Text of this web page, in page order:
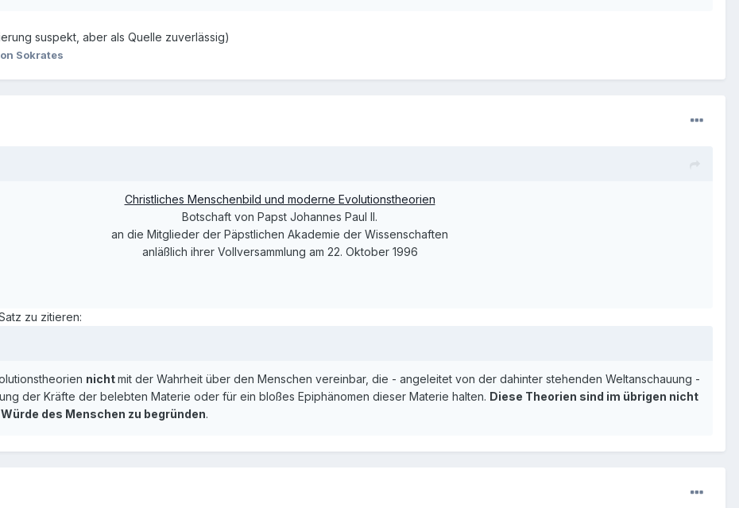
suspekt, aber als Quelle zuverlässig)
Sokrates
Christliches Menschenbild und moderne Evolutionstheorien
Botschaft von Papst Johannes Paul II.
an die Mitglieder der Päpstlichen Akademie der Wissenschaften
anläßlich ihrer Vollversammlung am 22. Oktober 1996
zu zitieren:
nichtmit der Wahrheit über den Menschen vereinbar, die - angeleitet von der dahinter stehenden Weltanschauung -
der Kräfte der belebten Materie oder für ein bloßes Epiphänomen dieser Materie halten. Diese Theorien sind im übrigen nicht
des Menschen zu begründen.